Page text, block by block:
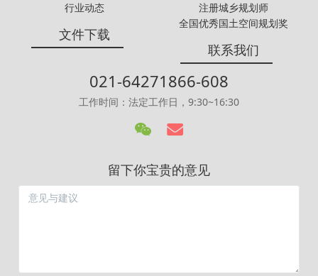
行业动态
注册城乡规划师
全国优秀国土空间规划奖
文件下载
联系我们
021-64271866-608
工作时间：法定工作日，9:30~16:30
留下你宝贵的意见